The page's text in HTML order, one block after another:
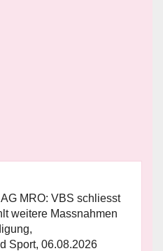
MRO: VBS schliesst
weitere Massnahmen
Sport, 06.08.2026